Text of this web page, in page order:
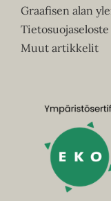
Graafisen alan
Tietosuojaseloste
Muut artikkelit